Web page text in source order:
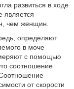
развиться в ходе
является
чем женщин.
определяют
в моче
с помощью
соотношение
от скорости